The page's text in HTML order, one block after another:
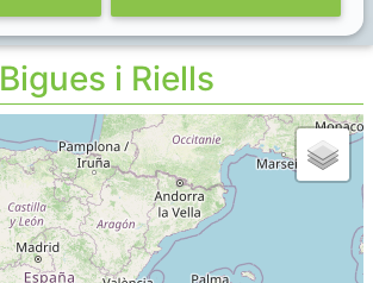
Bigues i Riells